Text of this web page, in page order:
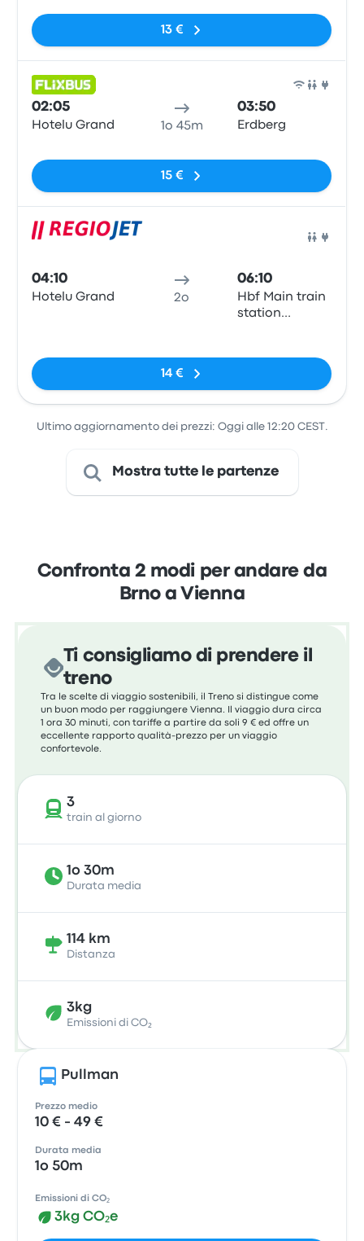
13 €
02:05
Hotelu Grand 1o 45m
03:50
Erdberg
15 €
04:10
Hotelu Grand 2o
06:10
Hbf Main train
station
14 €
Ultimo aggiornamento dei prezzi: Oggi alle 12:20 CEST.
Mostra tutte le partenze
Confronta 2 modi per andare da
Brno a Vienna
Ti consigliamo di prendere il
treno
Tra le scelte di viaggio sostenibili, il Treno si distingue come
un buon modo per raggiungere Vienna. Il viaggio dura circa
1 ora 30 minuti, con tariffe a partire da soli 9 € ed offre un
eccellente rapporto qualità-prezzo per un viaggio
confortevole.
3
train al giorno
1o 30m
Durata media
114 km
Distanza
3kg
Emissioni di CO₂
Pullman
Prezzo medio
10 € - 49 €
Durata media
1o 50m
Emissioni di CO₂
3kg CO₂e